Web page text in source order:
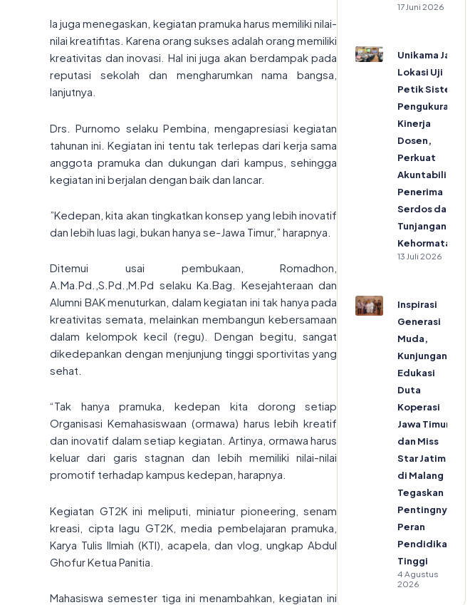
Ia juga menegaskan, kegiatan pramuka harus memiliki nilai-
nilai kreatifitas. Karena orang sukses adalah orang memiliki
kreativitas dan inovasi. Hal ini juga akan berdampak pada
reputasi sekolah dan mengharumkan nama bangsa,
lanjutnya.
Drs. Purnomo selaku Pembina, mengapresiasi kegiatan
tahunan ini. Kegiatan ini tentu tak terlepas dari kerja sama
anggota pramuka dan dukungan dari kampus, sehingga
kegiatan ini berjalan dengan baik dan lancar.
”Kedepan, kita akan tingkatkan konsep yang lebih inovatif
dan lebih luas lagi, bukan hanya se-Jawa Timur,” harapnya.
Ditemui usai pembukaan, Romadhon,
A.Ma.Pd.,S.Pd.,M.Pd selaku Ka.Bag. Kesejahteraan dan
Alumni BAK menuturkan, dalam kegiatan ini tak hanya pada
kreativitas semata, melainkan membangun kebersamaan
dalam kelompok kecil (regu). Dengan begitu, sangat
dikedepankan dengan menjunjung tinggi sportivitas yang
sehat.
“Tak hanya pramuka, kedepan kita dorong setiap
Organisasi Kemahasiswaan (ormawa) harus lebih kreatif
dan inovatif dalam setiap kegiatan. Artinya, ormawa harus
keluar dari garis stagnan dan lebih memiliki nilai-nilai
promotif terhadap kampus kedepan, harapnya.
Kegiatan GT2K ini meliputi, miniatur pioneering, senam
kreasi, cipta lagu GT2K, media pembelajaran pramuka,
Karya Tulis Ilmiah (KTI), acapela, dan vlog, ungkap Abdul
Ghofur Ketua Panitia.
Mahasiswa semester tiga ini menambahkan, kegiatan ini
17 Juni 2026
Unikama Jadi
Lokasi Uji
Petik Sistem
Pengukuran
Kinerja
Dosen,
Perkuat
Akuntabilitas
Penerima
Serdos dan
Tunjangan
Kehormatan
13 Juli 2026
Inspirasi
Generasi
Muda,
Kunjungan
Edukasi
Duta
Koperasi
Jawa Timur
dan Miss
Star Jatim
di Malang
Tegaskan
Pentingnya
Peran
Pendidikan
Tinggi
4 Agustus
2026